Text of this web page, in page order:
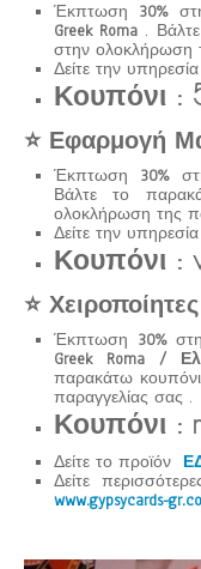
Έκπτωση 30%
Greek Roma .
στην ολοκλήρωση
Δείτε την υπηρεσία
Κουπόνι :
⭐ Εφαρμογή
Έκπτωση30%
Βάλτε το
ολοκλήρωση της
Δείτε την υπηρεσία
Κουπόνι :
⭐
Έκπτωση 30%
Greek Roma /
παρακάτω
παραγγελίας σας .
Κουπόνι :
Δείτε το προϊόν
Δείτε
www.gypsycards-